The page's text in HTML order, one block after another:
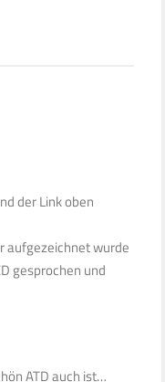
der Link oben
aufgezeichnet wurde
gesprochen und
ATD auch ist…